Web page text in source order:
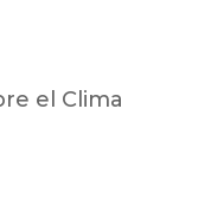
el Clima